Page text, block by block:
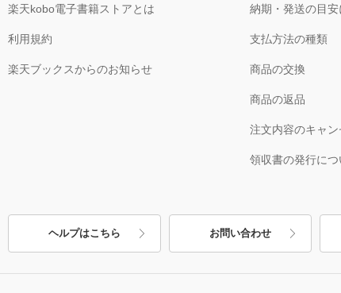
楽天kobo電子書籍ストアとは
利用規約
楽天ブックスからのお知らせ
納期・発送の目安
支払方法の種類
商品の交換
商品の返品
注文内容のキャ
領収書の発行につ
ヘルプはこちら お問い合わせ